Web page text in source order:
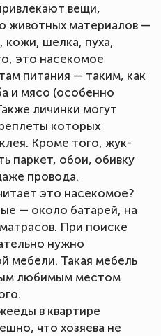
вещи,
животных материалов —
кожи, шелка, пуха,
это насекомое
питания — таким, как
и мясо (особенно
личинки могут
которых
Кроме того, жук-
паркет, обои, обивку
провода.
это насекомое?
— около батарей, на
При поиске
нужно
мебели. Такая мебель
любимым местом
в квартире
что хозяева не